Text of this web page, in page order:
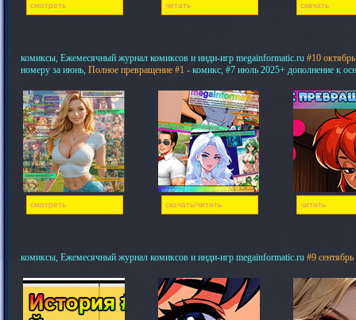
смотреть читать скачать
комиксы, Ежемесячный журнал комиксов и инди-игр megainformatic.ru #10
номеру за июнь, Полное превращение #1 - комикс, #7 июль 2025+ дополнение к
смотреть скачать/читать читать
комиксы, Ежемесячный журнал комиксов и инди-игр megainformatic.ru #9